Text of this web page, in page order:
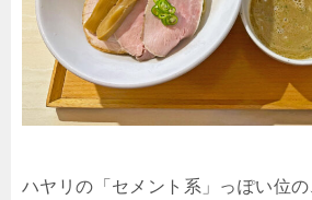
ハヤリの「セメント系」っぽい位の